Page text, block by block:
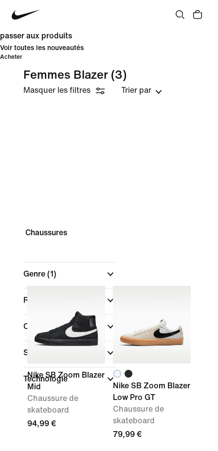
passer aux produits
Voir toutes les nouveautés
Acheter
Femmes Blazer (3)
Masquer les filtres Trier par
Chaussures
Genre (1)
Rechercher par prix
Couleur
Sport
Technologie
Nike SB Zoom Blazer
Mid
Chaussure de
skateboard
94,99 €
Nike SB Zoom Blazer
Low Pro GT
Chaussure de
skateboard
79,99 €